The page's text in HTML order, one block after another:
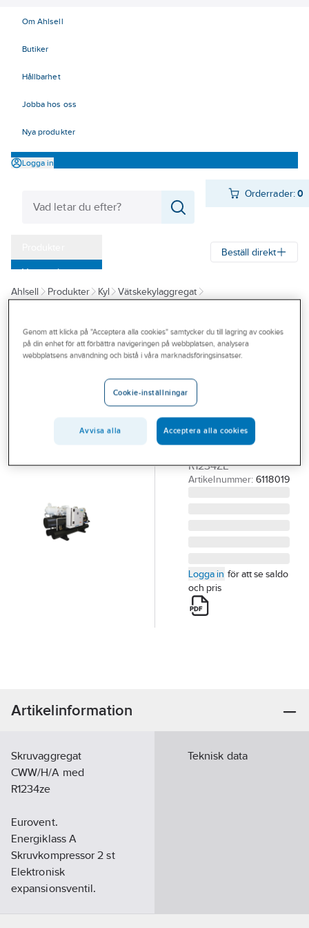
Om Ahlsell
Butiker
Hållbarhet
Jobba hos oss
Nya produkter
Logga in
Orderrader:0
Varumärken
Kampanjer
Branscher
Beställ direkt
Ahlsell Produkter Kyl
Vätskekylaggregat
CLINT
CWW/H/A
1002-6002
Maxi Power
CWW/H/A 1002-
6002 MAXI POWER
V/V SKRUV CLINT
R1234ZE
Artikelnummer: 6118019
Logga in för att se saldo
och pris
Artikelinformation
Skruvaggregat
CWW/H/A med
R1234ze
Eurovent.
Energiklass A
Skruvkompressor 2 st
Elektronisk
expansionsventil.
Teknisk data
Genom att klicka på "Acceptera alla cookies" samtycker du till lagring av cookies
på din enhet för att förbättra navigeringen på webbplatsen, analysera
webbplatsens användning och bistå i våra marknadsföringsinsatser.
Cookie-inställningar
Avvisa alla Acceptera alla cookies